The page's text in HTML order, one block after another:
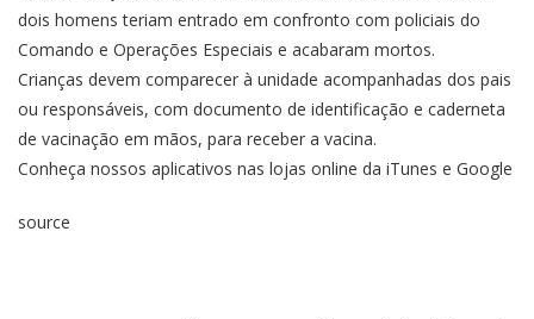
dois homens teriam entrado em confronto com policiais do
Comando e Operações Especiais e acabaram mortos.
Crianças devem comparecer à unidade acompanhadas dos pais
ou responsáveis, com documento de identificação e caderneta
de vacinação em mãos, para receber a vacina.
Conheça nossos aplicativos nas lojas online da iTunes e Google
source